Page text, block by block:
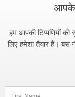
आपके
हम आपकी टिप्पणियों
लिए हमेशा तैयार हैं। बस